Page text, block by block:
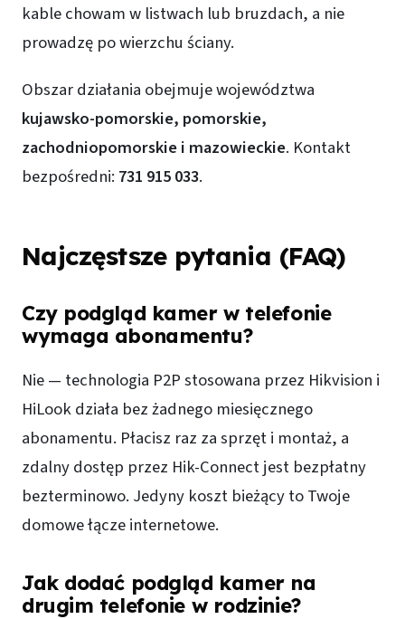
kable chowam w listwach lub bruzdach, a nie
prowadzę po wierzchu ściany.
Obszar działania obejmuje województwa
kujawsko-pomorskie, pomorskie,
zachodniopomorskie i mazowieckie. Kontakt
bezpośredni: 731 915 033.
Najczęstsze pytania (FAQ)
Czy podgląd kamer w telefonie
wymaga abonamentu?
Nie — technologia P2P stosowana przez Hikvision i
HiLook działa bez żadnego miesięcznego
abonamentu. Płacisz raz za sprzęt i montaż, a
zdalny dostęp przez Hik-Connect jest bezpłatny
bezterminowo. Jedyny koszt bieżący to Twoje
domowe łącze internetowe.
Jak dodać podgląd kamer na
drugim telefonie w rodzinie?